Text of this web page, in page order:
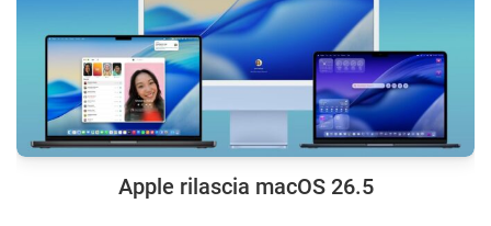
Apple rilascia macOS 26.5